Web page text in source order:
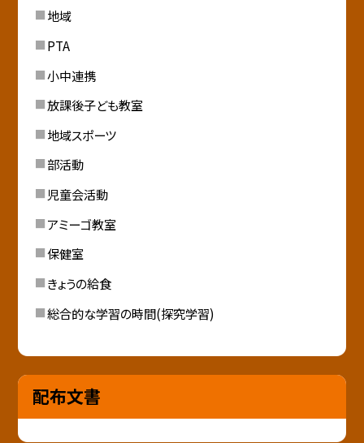
地域
PTA
小中連携
放課後子ども教室
地域スポーツ
部活動
児童会活動
アミーゴ教室
保健室
きょうの給食
総合的な学習の時間(探究学習)
配布文書